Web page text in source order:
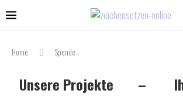
Home Spende
Unsere Projekte –